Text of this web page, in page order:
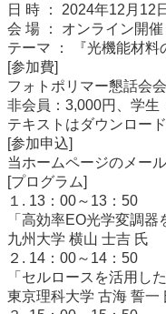
日 時 ： 2024年12月12
会 場 ： オンライン開催
テーマ ： 『光機能材料
[参加費]
フォトポリマー懇話会
非会員：3,000円、学生
テキストはダウンロー
[参加申込]
当ホームページのメー
[プログラム]
１. 13：00～13：50
「高効率EO光学変調
九州大学 横山 士吉 氏
２. 14：00～14：50
「セルロースを活用し
東京理科大学 古海 誓一